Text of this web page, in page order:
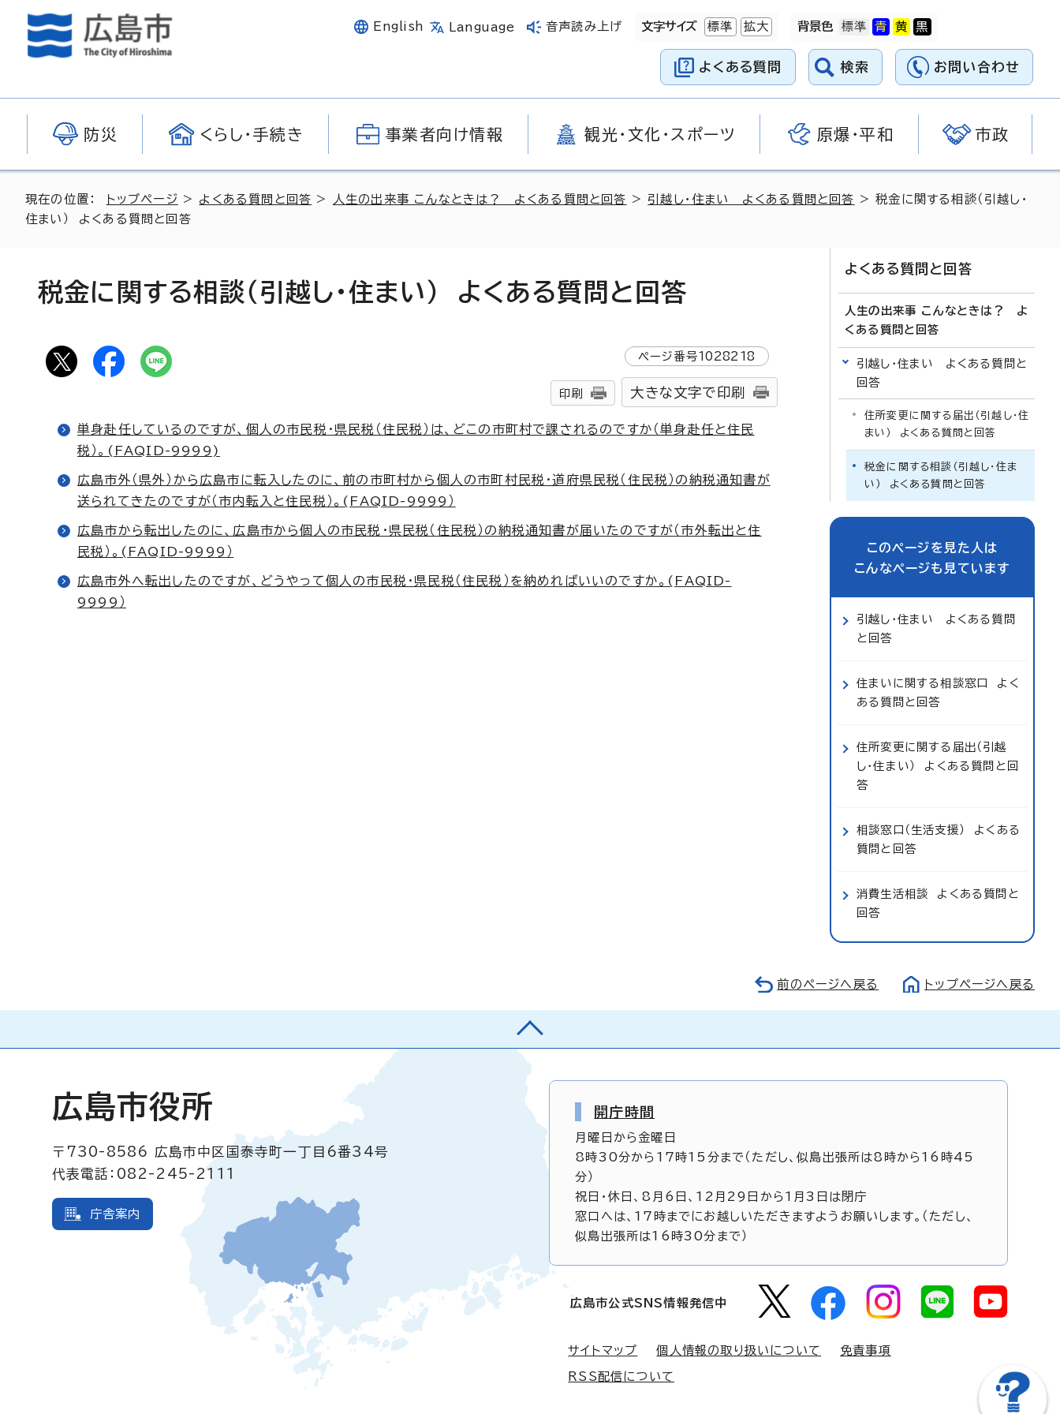
English Language 音声読み上げ 文字サイズ 標準 拡大 背景色
よくある質問 検索 お問い合わせ
防災 くらし・手続き 事業者向け情報 観光・文化・スポーツ 原爆・平和 市政
現在の位置： トップページ > よくある質問と回答 > 人生の出来事 こんなときは？ よくある質問と回答 > 引越し・住まい よくある質問と回答 > 税金に関する相談（引越し・
住まい） よくある質問と回答
税金に関する相談（引越し・住まい） よくある質問と回答
ページ番号1028218
印刷 大きな文字で印刷
単身赴任しているのですが、個人の市民税・県民税（住民税）は、どこの市町村で課されるのですか（単身赴任と住民
税）。(FAQID-9999)
広島市外（県外）から広島市に転入したのに、前の市町村から個人の市町村民税・道府県民税（住民税）の納税通知書が
送られてきたのですが（市内転入と住民税）。(FAQID-9999）
広島市から転出したのに、広島市から個人の市民税・県民税（住民税）の納税通知書が届いたのですが（市外転出と住
民税）。(FAQID-9999）
広島市外へ転出したのですが、どうやって個人の市民税・県民税（住民税）を納めればいいのですか。(FAQID-
9999）
よくある質問と回答
人生の出来事 こんなときは？ よ
くある質問と回答
引越し・住まい よくある質問と
回答
住所変更に関する届出（引越し・住
まい） よくある質問と回答
税金に関する相談（引越し・住ま
い） よくある質問と回答
このページを見た人は
こんなページも見ています
引越し・住まい よくある質問
と回答
住まいに関する相談窓口 よく
ある質問と回答
住所変更に関する届出（引越
し・住まい） よくある質問と回
答
相談窓口（生活支援） よくある
質問と回答
消費生活相談 よくある質問と
回答
前のページへ戻る トップページへ戻る
広島市役所
〒730-8586
広島市中区国泰寺町一丁目6番34号
代表電話：082-245-2111
庁舎案内
開庁時間
月曜日から金曜日
8時30分から17時15分まで（ただし、似島出張所は8時から16時45
分）
祝日・休日、8月6日、12月29日から1月3日は閉庁
窓口へは、17時までにお越しいただきますようお願いします。（ただし、
似島出張所は16時30分まで）
広島市公式SNS情報発信中
サイトマップ 個人情報の取り扱いについて 免責事項
RSS配信について